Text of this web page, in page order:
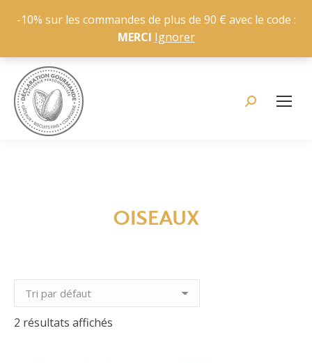
-10% sur les commandes de plus de 90 € avec le code :
MERCI Ignorer
Recherche
OISEAUX
Vous êtes ici :
2 résultats affichés